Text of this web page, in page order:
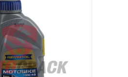
AL CARRITO